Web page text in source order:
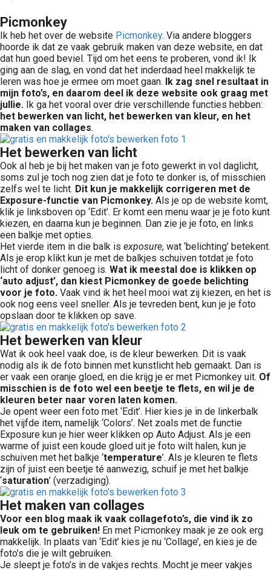
Picmonkey
Ik heb het over de website Picmonkey. Via andere bloggers
hoorde ik dat ze vaak gebruik maken van deze website, en dat
dat hun goed beviel. Tijd om het eens te proberen, vond ik! Ik
ging aan de slag, en vond dat het inderdaad heel makkelijk te
leren was hoe je ermee om moet gaan. Ik zag snel resultaat in
mijn foto’s, en daarom deel ik deze website ook graag met
jullie. Ik ga het vooral over drie verschillende functies hebben:
het bewerken van licht, het bewerken van kleur, en het
maken van collages.
Het bewerken van licht
Ook al heb je bij het maken van je foto gewerkt in vol daglicht,
soms zul je toch nog zien dat je foto te donker is, of misschien
zelfs wel te licht. Dit kun je makkelijk corrigeren met de
Exposure-functie van Picmonkey. Als je op de website komt,
klik je linksboven op ‘Edit’. Er komt een menu waar je je foto kunt
kiezen, en daarna kun je beginnen. Dan zie je je foto, en links
een balkje met opties.
Het vierde item in die balk is exposure, wat ‘belichting’ betekent.
Als je erop klikt kun je met de balkjes schuiven totdat je foto
licht of donker genoeg is. Wat ik meestal doe is klikken op
‘auto adjust’, dan kiest Picmonkey de goede belichting
voor je foto. Vaak vind ik het heel mooi wat zij kiezen, en het is
ook nog eens veel sneller. Als je tevreden bent, kun je je foto
opslaan door te klikken op save.
Het bewerken van kleur
Wat ik ook heel vaak doe, is de kleur bewerken. Dit is vaak
nodig als ik de foto binnen met kunstlicht heb gemaakt. Dan is
er vaak een oranje gloed, en die krijg je er met Picmonkey uit. Of
misschien is de foto wel een beetje te flets, en wil je de
kleuren beter naar voren laten komen.
Je opent weer een foto met ‘Edit’. Hier kies je in de linkerbalk
het vijfde item, namelijk ‘Colors’. Net zoals met de functie
Exposure kun je hier weer klikken op Auto Adjust. Als je een
warme of juist een koude gloed uit je foto wilt halen, kun je
schuiven met het balkje ‘temperature’. Als je kleuren te flets
zijn of juist een beetje té aanwezig, schuif je met het balkje
‘saturation’ (verzadiging).
Het maken van collages
Voor een blog maak ik vaak collagefoto’s, die vind ik zo
leuk om te gebruiken! En met Picmonkey maak je ze ook erg
makkelijk. In plaats van ‘Edit’ kies je nu ‘Collage’, en kies je de
foto’s die je wilt gebruiken.
Je sleept je foto’s in de vakjes rechts. Mocht je meer vakjes